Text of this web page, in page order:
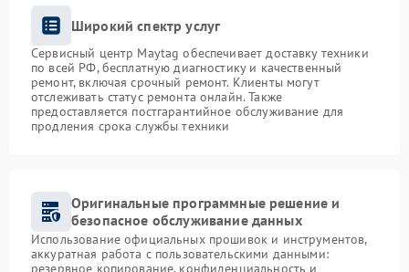
Широкий спектр услуг
Сервисный центр Maytag обеспечивает доставку техники
по всей РФ, бесплатную диагностику и качественный
ремонт, включая срочный ремонт. Клиенты могут
отслеживать статус ремонта онлайн. Также
предоставляется постгарантийное обслуживание для
продления срока службы техники
Оригинальные программные решение и
безопасное обслуживание данных
Использование официальных прошивок и инструментов,
аккуратная работа с пользовательскими данными:
резервное копирование, конфиденциальность и